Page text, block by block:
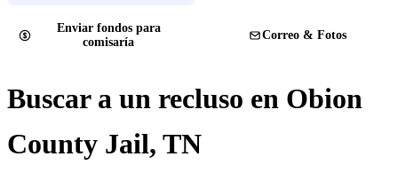
Enviar fondos para
comisaría
Correo & Fotos
Buscar a un recluso en Obion
County Jail, TN